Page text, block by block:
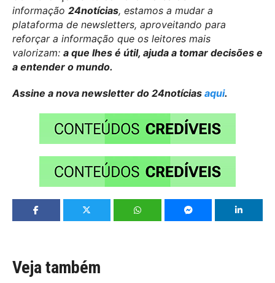
informação 24notícias, estamos a mudar a
plataforma de newsletters, aproveitando para
reforçar a informação que os leitores mais
valorizam: a que lhes é útil, ajuda a tomar decisões e
a entender o mundo.
Assine a nova newsletter do 24notícias aqui.
Veja também